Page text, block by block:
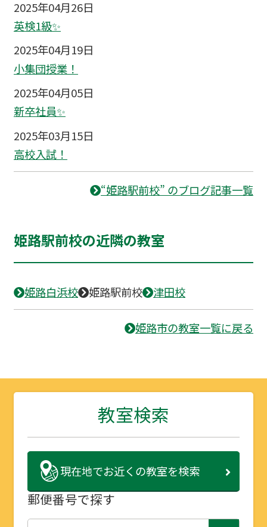
2025年04月26日
英検1級✨
2025年04月19日
小集団授業！
2025年04月05日
新卒社員✨
2025年03月15日
高校入試！
“姫路駅前校” のブログ記事一覧
姫路駅前校の近隣の教室
姫路白浜校 姫路駅前校 津田校
姫路市の教室一覧に戻る
教室検索
現在地でお近くの教室を検索
郵便番号で探す